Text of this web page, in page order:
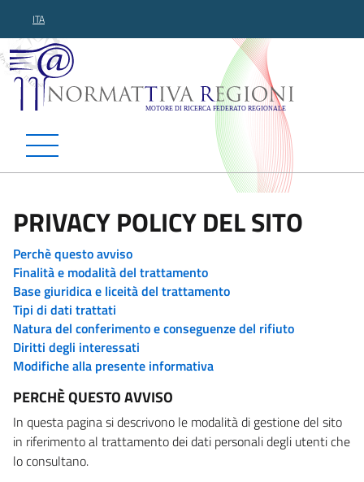
ITA
Normattiva Regioni -
PRIVACY POLICY DEL SITO
Perchè questo avviso
Finalità e modalità del trattamento
Base giuridica e liceità del trattamento
Tipi di dati trattati
Natura del conferimento e conseguenze del rifiuto
Diritti degli interessati
Modifiche alla presente informativa
PERCHÈ QUESTO AVVISO
In questa pagina si descrivono le modalità di gestione del sito
in riferimento al trattamento dei dati personali degli utenti che
lo consultano.